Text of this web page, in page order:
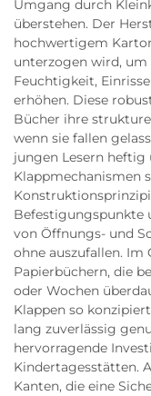
Umgang durch
überstehen. Der
hochwertigem
unterzogen wird,
Feuchtigkeit,
erhöhen. Diese
Bücher ihre
wenn sie fallen
jungen Lesern
Klappmechanismen
Befestigungspunkte
von Öffnungs- und
ohne auszufallen. Im
Papierbüchern, die
oder Wochen
Klappen so
lang zuverlässig
hervorragende
Kindertagesstätten.
Kanten, die eine